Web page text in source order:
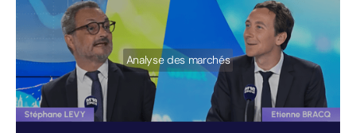
Analyse des marchés